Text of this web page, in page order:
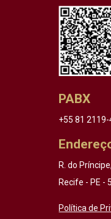
PABX
+55 81
R. do
Recife - PE -
Política de